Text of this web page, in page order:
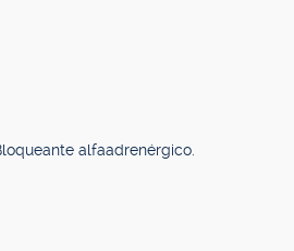
alfaadrenérgico.